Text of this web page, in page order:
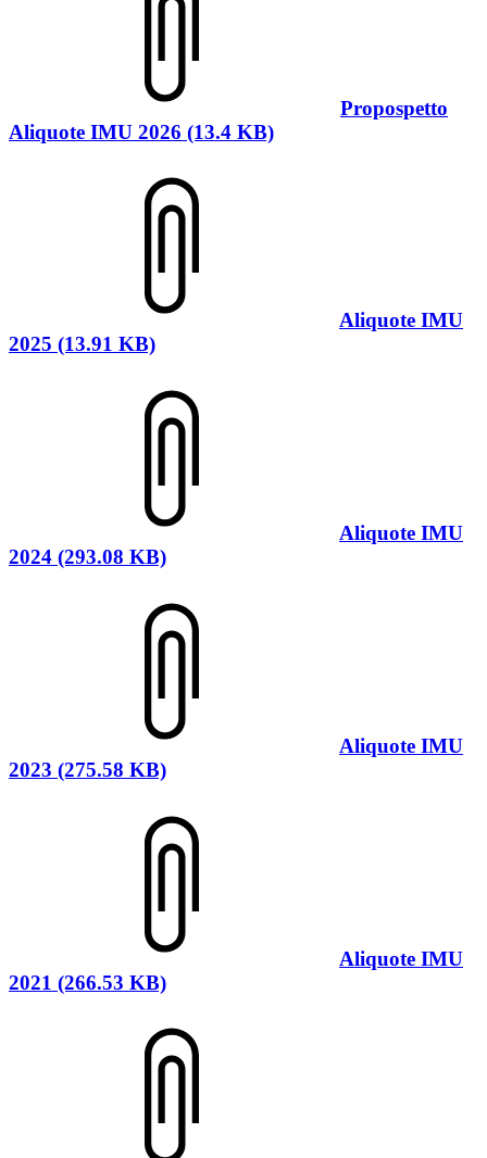
Propospetto
Aliquote IMU 2026 (13.4 KB)
Aliquote IMU
2025 (13.91 KB)
Aliquote IMU
2024 (293.08 KB)
Aliquote IMU
2023 (275.58 KB)
Aliquote IMU
2021 (266.53 KB)